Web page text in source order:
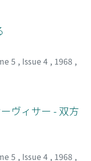
5 , Issue 4 , 1968 ,
ヴィサー - 双方
5 , Issue 4 , 1968 ,